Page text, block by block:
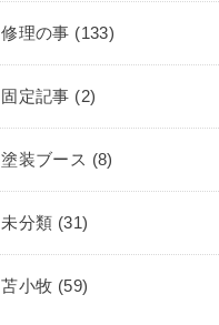
修理の事 (133)
固定記事 (2)
塗装ブース (8)
未分類 (31)
苫小牧 (59)